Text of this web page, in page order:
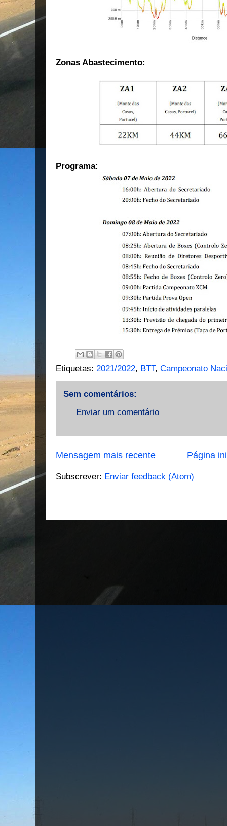
Zonas Abastecimento:
Programa:
Etiquetas: 2021/2022, BTT, Campeonato
Sem comentários:
Enviar um comentário
Mensagem mais recente Página
Subscrever: Enviar feedback (Atom)